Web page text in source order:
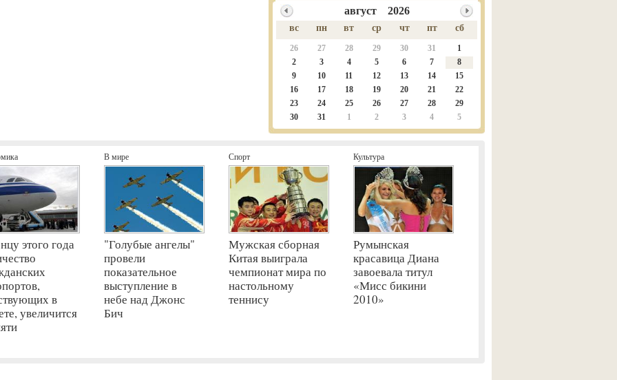
август 2026
вс пн вт ср чт пт сб
26 27 28 29 30 31
1
2
3 4 5 6 7
8
9
10 11 12 13 14
15
16
17 18 19 20 21
22
23
24 25 26 27 28
29
30
31 1 2 3 4 5
этого года
в
увеличится
В мире
"Голубые ангелы"
провели
показательное
выступление в
небе над Джонс
Бич
Спорт
Мужская сборная
Китая выиграла
чемпионат мира по
настольному
теннису
Культура
Румынская
красавица Диана
завоевала титул
«Мисс бикини
2010»